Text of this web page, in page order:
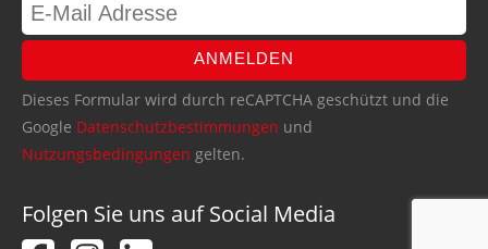
ANMELDEN
Dieses Formular wird durch reCAPTCHA geschützt und die
Google Datenschutzbestimmungen und
Nutzungsbedingungen gelten.
Folgen Sie uns auf Social Media